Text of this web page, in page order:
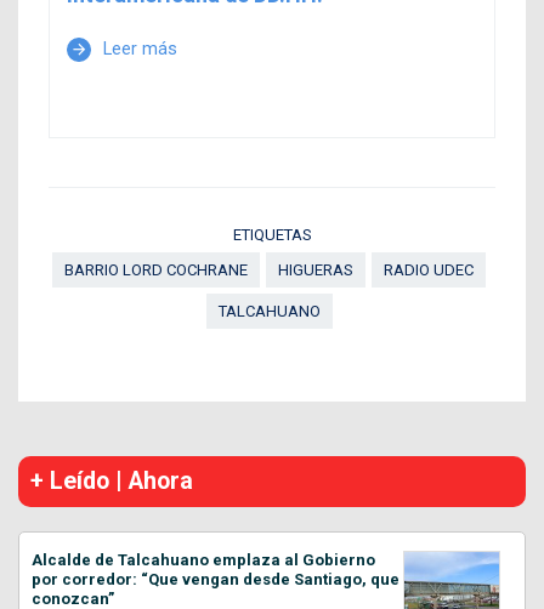
arrow_forward Leer más
ETIQUETAS
BARRIO LORD COCHRANE
HIGUERAS RADIO UDEC
TALCAHUANO
+ Leído | Ahora
Alcalde de Talcahuano emplaza al Gobierno
por corredor: “Que vengan desde Santiago, que
conozcan”